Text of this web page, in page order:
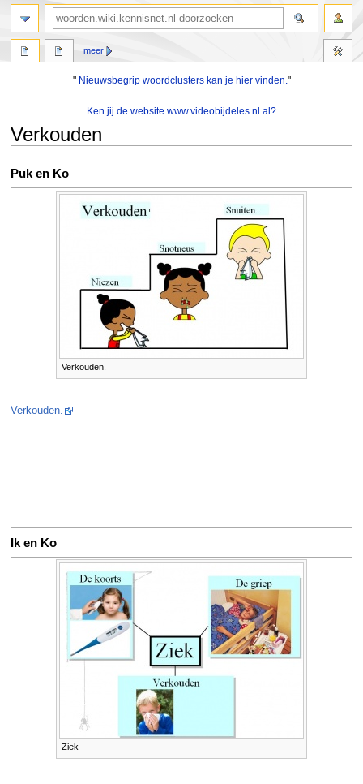
" Nieuwsbegrip woordclusters kan je hier vinden."
Ken jij de website www.videobijdeles.nl al?
Verkouden
Naar
Naar
Puk en Ko
Verkouden.
Verkouden.
Ik en Ko
Ziek
meer
zoeken